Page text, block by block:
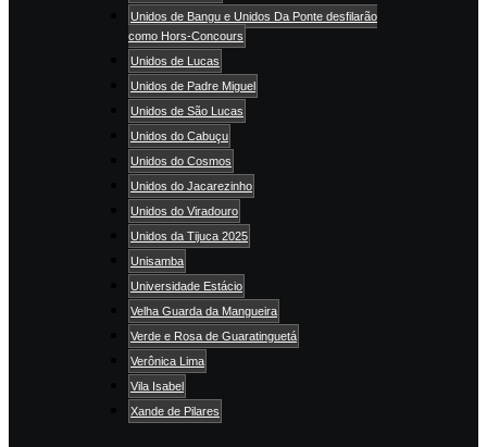
Unidos de Bangu e Unidos Da Ponte desfilarão
como Hors-Concours
Unidos de Lucas
Unidos de Padre Miguel
Unidos de São Lucas
Unidos do Cabuçu
Unidos do Cosmos
Unidos do Jacarezinho
Unidos do Viradouro
Unidos da Tijuca 2025
Unisamba
Universidade Estácio
Velha Guarda da Mangueira
Verde e Rosa de Guaratinguetá
Verônica Lima
Vila Isabel
Xande de Pilares